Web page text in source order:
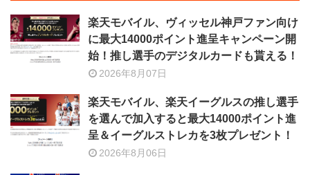
楽天モバイル、ヴィッセル神戸ファン向け
に最大14000ポイント進呈キャンペーン開
始！推し選手のデジタルカードも貰える！
2026年8月07日
楽天モバイル、楽天イーグルスの推し選手
を選んで加入すると最大14000ポイント進
呈＆イーグルストレカを3枚プレゼント！
2026年8月06日